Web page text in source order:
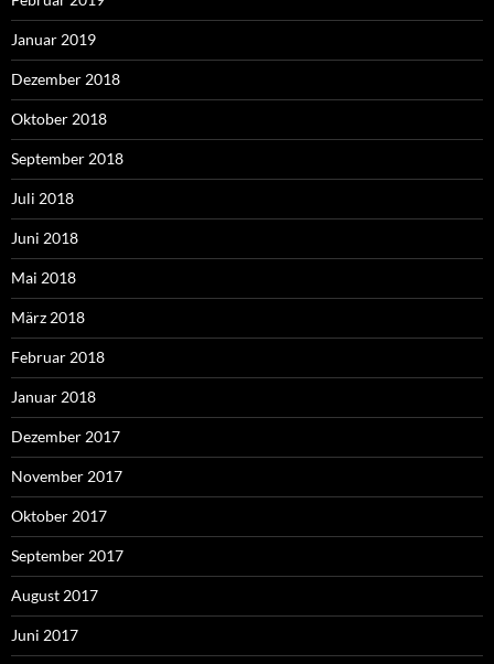
Januar 2019
Dezember 2018
Oktober 2018
September 2018
Juli 2018
Juni 2018
Mai 2018
März 2018
Februar 2018
Januar 2018
Dezember 2017
November 2017
Oktober 2017
September 2017
August 2017
Juni 2017